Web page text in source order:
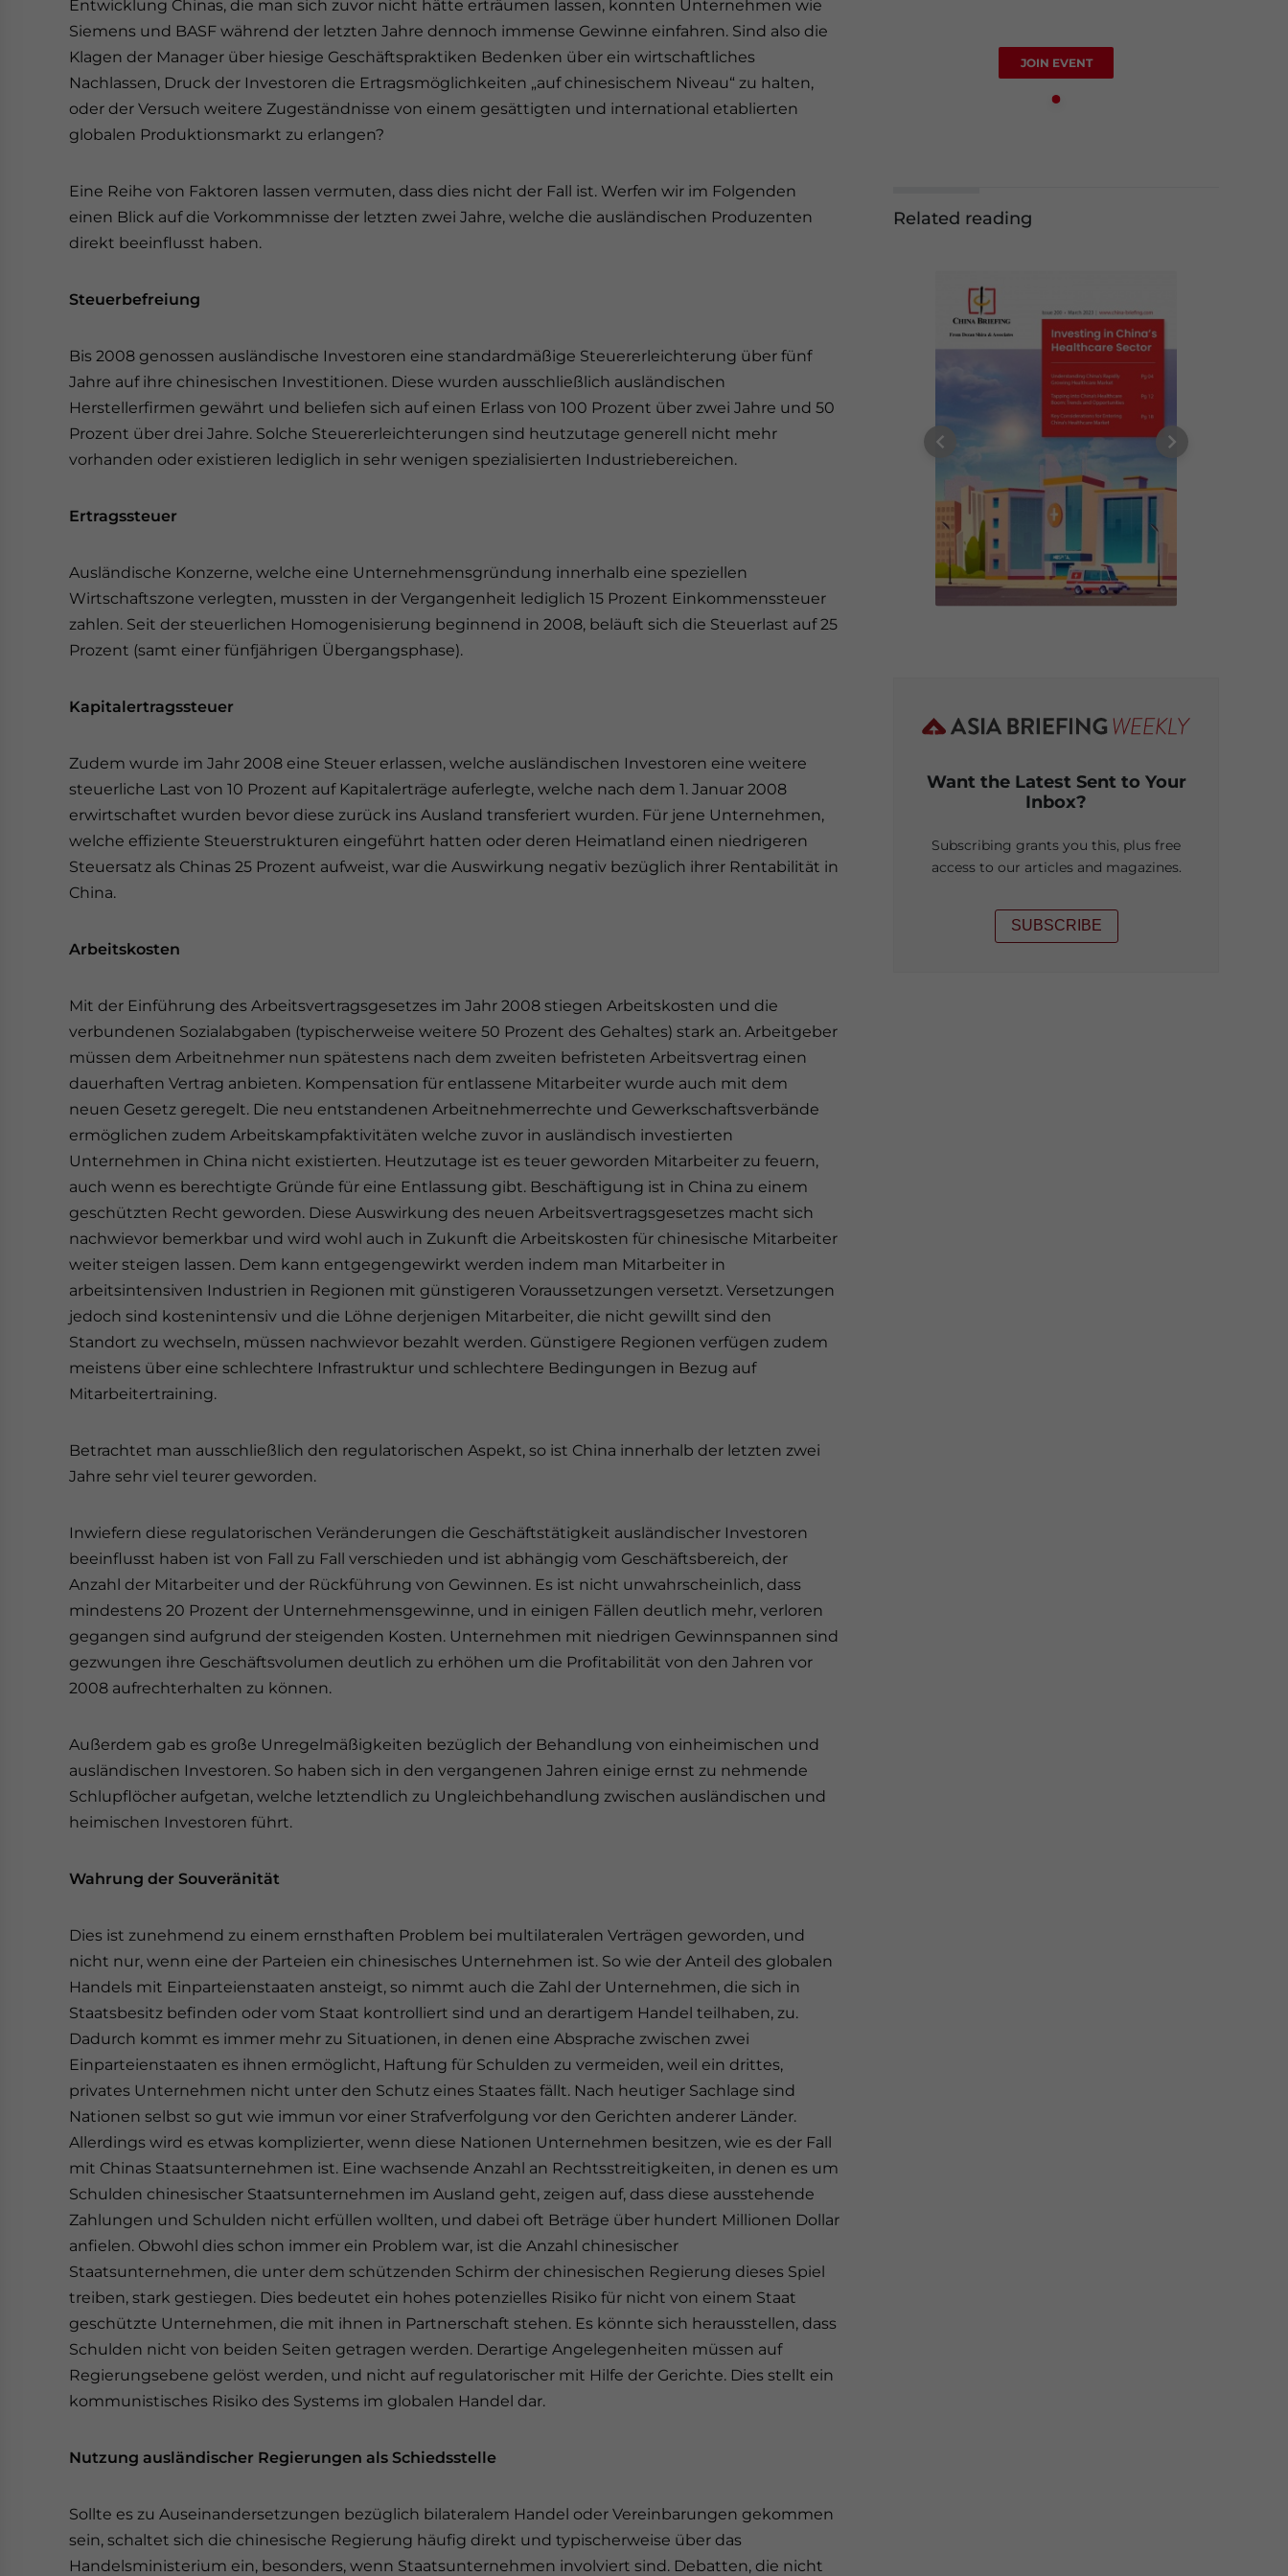
Entwicklung Chinas, die man sich zuvor nicht hätte erträumen lassen, konnten Unternehmen wie
Siemens und BASF während der letzten Jahre dennoch immense Gewinne einfahren. Sind also die
Klagen der Manager über hiesige Geschäftspraktiken Bedenken über ein wirtschaftliches
Nachlassen, Druck der Investoren die Ertragsmöglichkeiten „auf chinesischem Niveau“ zu halten,
oder der Versuch weitere Zugeständnisse von einem gesättigten und international etablierten
globalen Produktionsmarkt zu erlangen?
Eine Reihe von Faktoren lassen vermuten, dass dies nicht der Fall ist. Werfen wir im Folgenden
einen Blick auf die Vorkommnisse der letzten zwei Jahre, welche die ausländischen Produzenten
direkt beeinflusst haben.
Steuerbefreiung
Bis 2008 genossen ausländische Investoren eine standardmäßige Steuererleichterung über fünf
Jahre auf ihre chinesischen Investitionen. Diese wurden ausschließlich ausländischen
Herstellerfirmen gewährt und beliefen sich auf einen Erlass von 100 Prozent über zwei Jahre und 50
Prozent über drei Jahre. Solche Steuererleichterungen sind heutzutage generell nicht mehr
vorhanden oder existieren lediglich in sehr wenigen spezialisierten Industriebereichen.
Ertragssteuer
Ausländische Konzerne, welche eine Unternehmensgründung innerhalb eine speziellen
Wirtschaftszone verlegten, mussten in der Vergangenheit lediglich 15 Prozent Einkommenssteuer
zahlen. Seit der steuerlichen Homogenisierung beginnend in 2008, beläuft sich die Steuerlast auf 25
Prozent (samt einer fünfjährigen Übergangsphase).
Kapitalertragssteuer
Zudem wurde im Jahr 2008 eine Steuer erlassen, welche ausländischen Investoren eine weitere
steuerliche Last von 10 Prozent auf Kapitalerträge auferlegte, welche nach dem 1. Januar 2008
erwirtschaftet wurden bevor diese zurück ins Ausland transferiert wurden. Für jene Unternehmen,
welche effiziente Steuerstrukturen eingeführt hatten oder deren Heimatland einen niedrigeren
Steuersatz als Chinas 25 Prozent aufweist, war die Auswirkung negativ bezüglich ihrer Rentabilität in
China.
Arbeitskosten
Mit der Einführung des Arbeitsvertragsgesetzes im Jahr 2008 stiegen Arbeitskosten und die
verbundenen Sozialabgaben (typischerweise weitere 50 Prozent des Gehaltes) stark an. Arbeitgeber
müssen dem Arbeitnehmer nun spätestens nach dem zweiten befristeten Arbeitsvertrag einen
dauerhaften Vertrag anbieten. Kompensation für entlassene Mitarbeiter wurde auch mit dem
neuen Gesetz geregelt. Die neu entstandenen Arbeitnehmerrechte und Gewerkschaftsverbände
ermöglichen zudem Arbeitskampfaktivitäten welche zuvor in ausländisch investierten
Unternehmen in China nicht existierten. Heutzutage ist es teuer geworden Mitarbeiter zu feuern,
auch wenn es berechtigte Gründe für eine Entlassung gibt. Beschäftigung ist in China zu einem
geschützten Recht geworden. Diese Auswirkung des neuen Arbeitsvertragsgesetzes macht sich
nachwievor bemerkbar und wird wohl auch in Zukunft die Arbeitskosten für chinesische Mitarbeiter
weiter steigen lassen. Dem kann entgegengewirkt werden indem man Mitarbeiter in
arbeitsintensiven Industrien in Regionen mit günstigeren Voraussetzungen versetzt. Versetzungen
jedoch sind kostenintensiv und die Löhne derjenigen Mitarbeiter, die nicht gewillt sind den
Standort zu wechseln, müssen nachwievor bezahlt werden. Günstigere Regionen verfügen zudem
meistens über eine schlechtere Infrastruktur und schlechtere Bedingungen in Bezug auf
Mitarbeitertraining.
Betrachtet man ausschließlich den regulatorischen Aspekt, so ist China innerhalb der letzten zwei
Jahre sehr viel teurer geworden.
Inwiefern diese regulatorischen Veränderungen die Geschäftstätigkeit ausländischer Investoren
beeinflusst haben ist von Fall zu Fall verschieden und ist abhängig vom Geschäftsbereich, der
Anzahl der Mitarbeiter und der Rückführung von Gewinnen. Es ist nicht unwahrscheinlich, dass
mindestens 20 Prozent der Unternehmensgewinne, und in einigen Fällen deutlich mehr, verloren
gegangen sind aufgrund der steigenden Kosten. Unternehmen mit niedrigen Gewinnspannen sind
gezwungen ihre Geschäftsvolumen deutlich zu erhöhen um die Profitabilität von den Jahren vor
2008 aufrechterhalten zu können.
Außerdem gab es große Unregelmäßigkeiten bezüglich der Behandlung von einheimischen und
ausländischen Investoren. So haben sich in den vergangenen Jahren einige ernst zu nehmende
Schlupflöcher aufgetan, welche letztendlich zu Ungleichbehandlung zwischen ausländischen und
heimischen Investoren führt.
Wahrung der Souveränität
Dies ist zunehmend zu einem ernsthaften Problem bei multilateralen Verträgen geworden, und
nicht nur, wenn eine der Parteien ein chinesisches Unternehmen ist. So wie der Anteil des globalen
Handels mit Einparteienstaaten ansteigt, so nimmt auch die Zahl der Unternehmen, die sich in
Staatsbesitz befinden oder vom Staat kontrolliert sind und an derartigem Handel teilhaben, zu.
Dadurch kommt es immer mehr zu Situationen, in denen eine Absprache zwischen zwei
Einparteienstaaten es ihnen ermöglicht, Haftung für Schulden zu vermeiden, weil ein drittes,
privates Unternehmen nicht unter den Schutz eines Staates fällt. Nach heutiger Sachlage sind
Nationen selbst so gut wie immun vor einer Strafverfolgung vor den Gerichten anderer Länder.
Allerdings wird es etwas komplizierter, wenn diese Nationen Unternehmen besitzen, wie es der Fall
mit Chinas Staatsunternehmen ist. Eine wachsende Anzahl an Rechtsstreitigkeiten, in denen es um
Schulden chinesischer Staatsunternehmen im Ausland geht, zeigen auf, dass diese ausstehende
Zahlungen und Schulden nicht erfüllen wollten, und dabei oft Beträge über hundert Millionen Dollar
anfielen. Obwohl dies schon immer ein Problem war, ist die Anzahl chinesischer
Staatsunternehmen, die unter dem schützenden Schirm der chinesischen Regierung dieses Spiel
treiben, stark gestiegen. Dies bedeutet ein hohes potenzielles Risiko für nicht von einem Staat
geschützte Unternehmen, die mit ihnen in Partnerschaft stehen. Es könnte sich herausstellen, dass
Schulden nicht von beiden Seiten getragen werden. Derartige Angelegenheiten müssen auf
Regierungsebene gelöst werden, und nicht auf regulatorischer mit Hilfe der Gerichte. Dies stellt ein
kommunistisches Risiko des Systems im globalen Handel dar.
Nutzung ausländischer Regierungen als Schiedsstelle
Sollte es zu Auseinandersetzungen bezüglich bilateralem Handel oder Vereinbarungen gekommen
sein, schaltet sich die chinesische Regierung häufig direkt und typischerweise über das
Handelsministerium ein, besonders, wenn Staatsunternehmen involviert sind. Debatten, die nicht
JOIN EVENT
Related reading
Want the Latest Sent to Your
Inbox?
Subscribing grants you this, plus free
access to our articles and magazines.
SUBSCRIBE